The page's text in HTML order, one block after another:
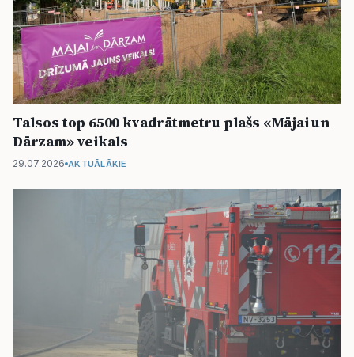
Talsos top 6500 kvadrātmetru plašs «Mājai un
Dārzam» veikals
29.07.2026 AKTUĀLĀKIE